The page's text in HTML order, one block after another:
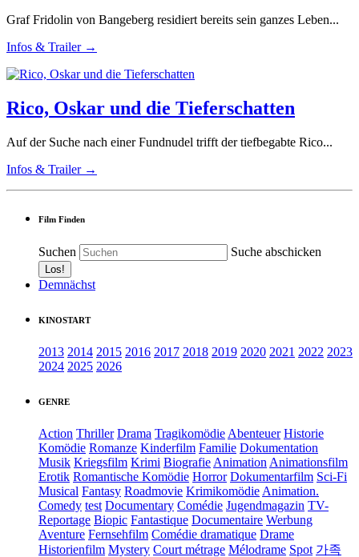
Graf Fridolin von Bangeberg residiert bereits sein ganzes Leben...
Infos & Trailer →
Rico, Oskar und die Tieferschatten
Auf der Suche nach einer Fundnudel trifft der tiefbegabte Rico...
Infos & Trailer →
Film Finden
Suchen Suche abschicken
Demnächst
KINOSTART
2013 2014 2015 2016 2017 2018 2019 2020 2021 2022 2023
2024 2025 2026
GENRE
Action Thriller Drama Tragikomödie Abenteuer Historie
Komödie Romanze Kinderfilm Familie Dokumentation
Musik Kriegsfilm Krimi Biografie Animation Animationsfilm
Erotik Romantische Komödie Horror Dokumentarfilm Sci-Fi
Musical Fantasy Roadmovie Krimikomödie Animation.
Comedy test Documentary Comédie Jugendmagazin TV-
Reportage Biopic Fantastique Documentaire Werbung
Aventure Fernsehfilm Comédie dramatique Drame
Historienfilm Mystery Court métrage Mélodrame Spot 가족